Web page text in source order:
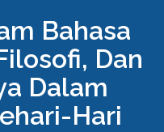
Bahasa
Dan
Dalam
Hari